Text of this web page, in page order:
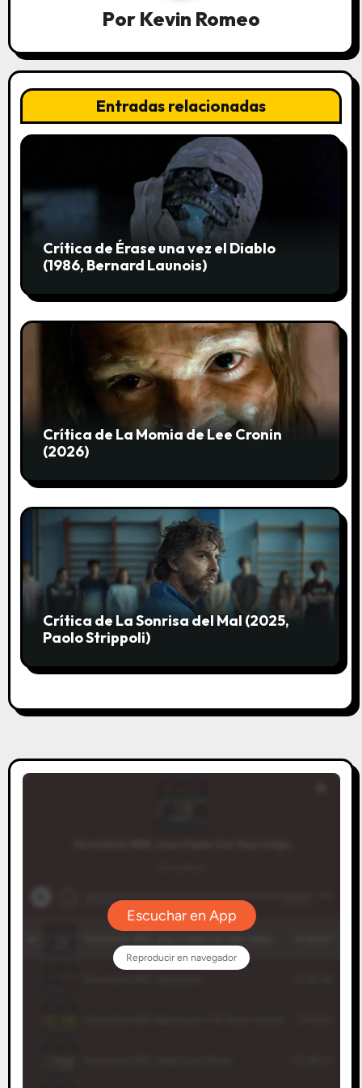
d
e
e
t
r
d
a
Por Kevin Romeo
Entradas relacionadas
Crítica de Érase una vez el Diablo
(1986, Bernard Launois)
Crítica de La Momia de Lee Cronin
(2026)
Crítica de La Sonrisa del Mal (2025,
Paolo Strippoli)